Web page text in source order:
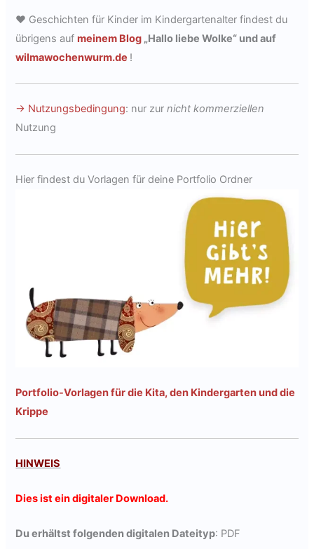
♥ Geschichten für Kinder im Kindergartenalter findest du
übrigens aufmeinem Blog „Hallo liebe Wolke“ und auf
wilmawochenwurm.de !
→ Nutzungsbedingung: nur zurnicht kommerziellen
Nutzung
Hier findest du Vorlagen für deine Portfolio Ordner
Portfolio-Vorlagen für die Kita, den Kindergarten und die
Krippe
HINWEIS
Dies ist ein digitaler Download.
Du erhältst folgenden digitalen Dateityp: PDF